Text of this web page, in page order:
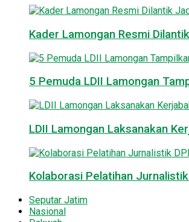
Kader Lamongan Resmi
5 Pemuda LDII Lamongan
LDII Lamongan Laksanakan
Kolaborasi Pelatihan
Seputar Jatim
Nasional